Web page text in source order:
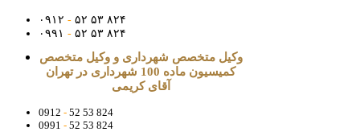
۰۹۱۲ - ۵۲ ۵۳ ۸۲۴
۰۹۹۱ - ۵۲ ۵۳ ۸۲۴
وکیل متخصص شهرداری و وکیل متخصص
کمیسیون ماده 100 شهرداری در تهران
آقای کریمی
0912 - 52 53 824
0991 - 52 53 824